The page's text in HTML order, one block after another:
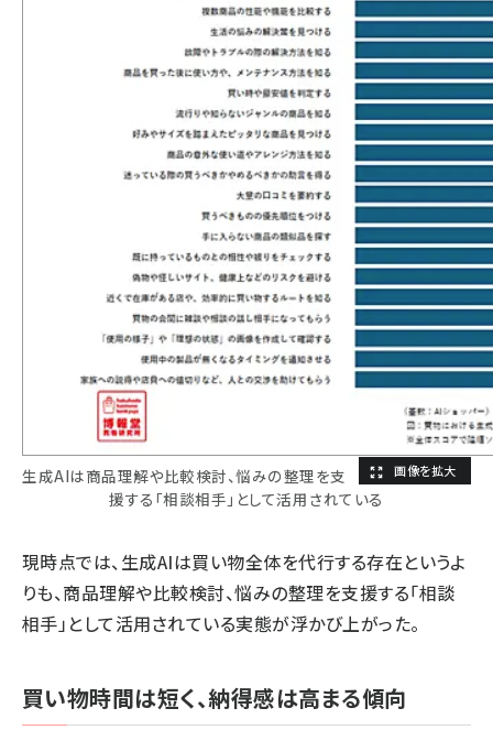
生成AIは商品理解や比較検討、悩みの整理を支
援する「相談相手」として活用されている
現時点では、生成AIは買い物全体を代行する存在というよ
りも、商品理解や比較検討、悩みの整理を支援する「相談
相手」として活用されている実態が浮かび上がった。
買い物時間は短く、納得感は高まる傾向